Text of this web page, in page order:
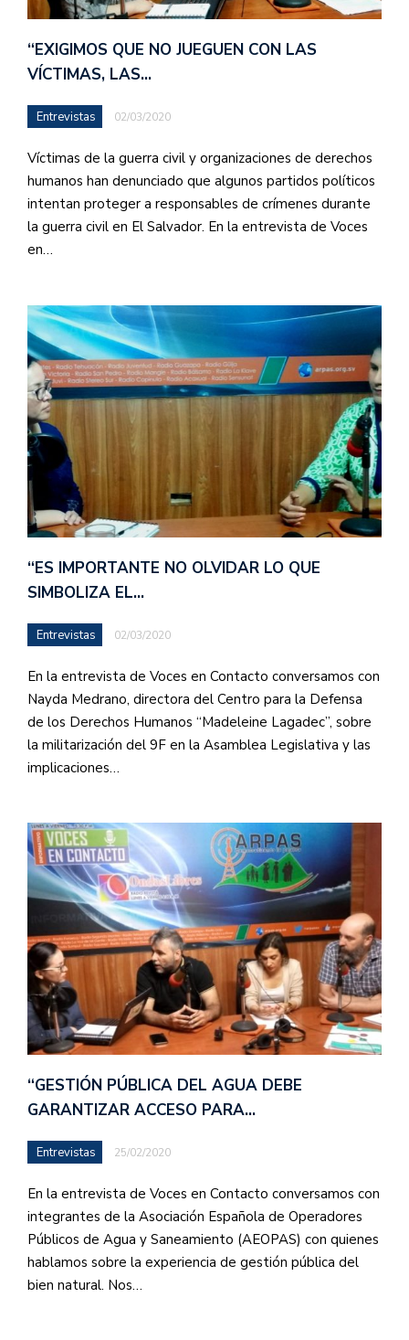
“EXIGIMOS QUE NO JUEGUEN CON LAS
VÍCTIMAS, LAS…
Entrevistas 02/03/2020
Víctimas de la guerra civil y organizaciones de derechos
humanos han denunciado que algunos partidos políticos
intentan proteger a responsables de crímenes durante
la guerra civil en El Salvador. En la entrevista de Voces
en…
“ES IMPORTANTE NO OLVIDAR LO QUE
SIMBOLIZA EL…
Entrevistas 02/03/2020
En la entrevista de Voces en Contacto conversamos con
Nayda Medrano, directora del Centro para la Defensa
de los Derechos Humanos “Madeleine Lagadec”, sobre
la militarización del 9F en la Asamblea Legislativa y las
implicaciones…
“GESTIÓN PÚBLICA DEL AGUA DEBE
GARANTIZAR ACCESO PARA…
Entrevistas 25/02/2020
En la entrevista de Voces en Contacto conversamos con
integrantes de la Asociación Española de Operadores
Públicos de Agua y Saneamiento (AEOPAS) con quienes
hablamos sobre la experiencia de gestión pública del
bien natural. Nos…